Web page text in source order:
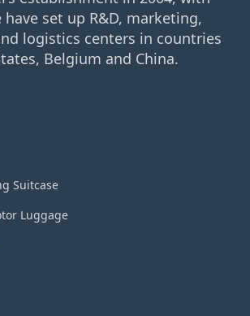
set up R&D, marketing,
logistics centers in countries
Belgium and China.
Suitcase
Luggage